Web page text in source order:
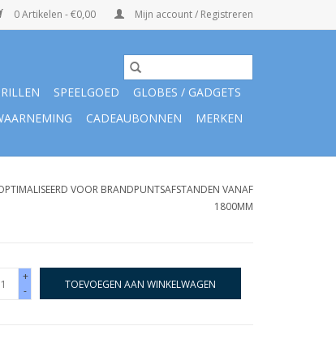
0 Artikelen - €0,00 Mijn account / Registreren
SPEELGOED
GLOBES / GADGETS
CADEAUBONNEN MERKEN
VOOR BRANDPUNTSAFSTANDEN VANAF
1800MM
+
-
TOEVOEGEN AAN WINKELWAGEN